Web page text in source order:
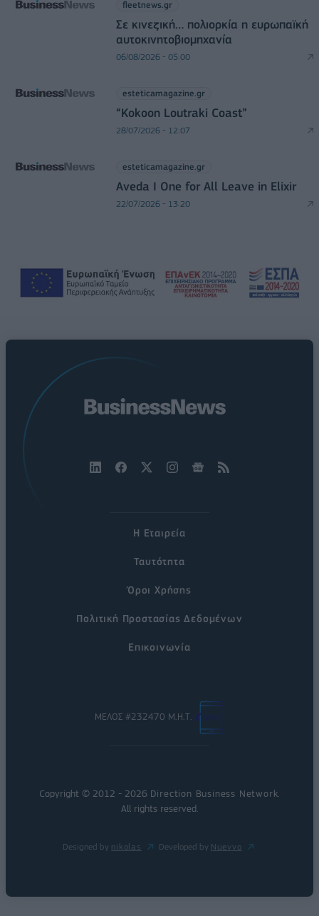
fleetnews.gr
Σε κινεζική… πολιορκία η ευρωπαϊκή
αυτοκινητοβιομηχανία
06/08/2026 - 05:00
esteticamagazine.gr
“Kokoon Loutraki Coast”
28/07/2026 - 12:07
esteticamagazine.gr
Aveda I One for All Leave in Elixir
22/07/2026 - 13:20
Η Εταιρεία
Ταυτότητα
Όροι Χρήσης
Πολιτική Προστασίας Δεδομένων
Επικοινωνία
ΜΕΛΟΣ #232470 Μ.Η.Τ.
Copyright © 2012 - 2026 Direction Business Network.
All rights reserved.
Designed by nikolas Developed by Nuevvo